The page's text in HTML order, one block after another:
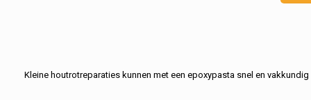
Kleine houtrotreparaties kunnen met een epoxypasta snel en